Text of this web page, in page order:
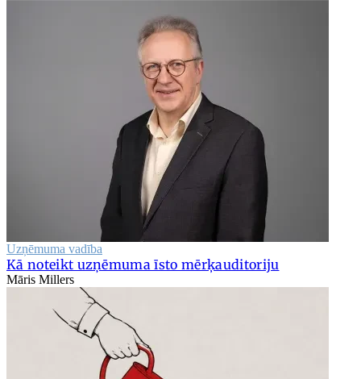
Uzņēmuma vadība
Kā noteikt uzņēmuma īsto mērķauditoriju
Māris Millers